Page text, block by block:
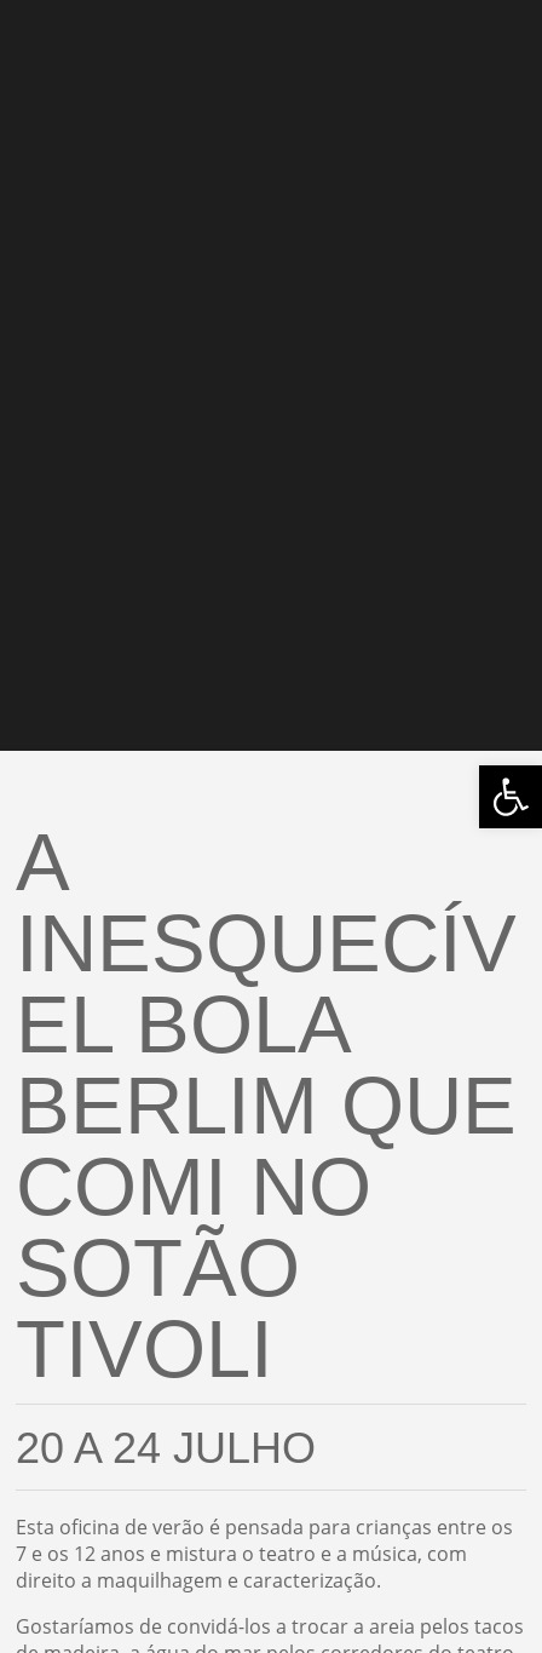
A
INESQUECÍV
EL BOLA
BERLIM QUE
COMI NO
SOTÃO
TIVOLI
20 A 24 JULHO
Esta oficina de verão é pensada para crianças entre os
7 e os 12 anos e mistura o teatro e a música, com
direito a maquilhagem e caracterização.
Gostaríamos de convidá-los a trocar a areia pelos tacos